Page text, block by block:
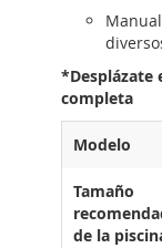
*Desplázate
completa
Modelo
Tamaño
de la